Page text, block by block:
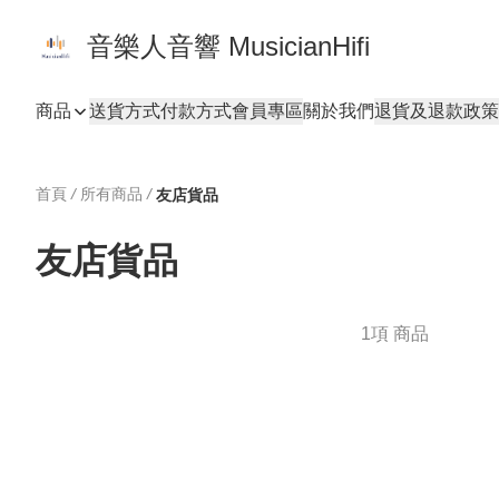
音樂人音響 MusicianHifi
商品 送貨方式付款方式會員專區關於我們退貨及退款政策
首頁 / 所有商品 / 友店貨品
友店貨品
1項 商品